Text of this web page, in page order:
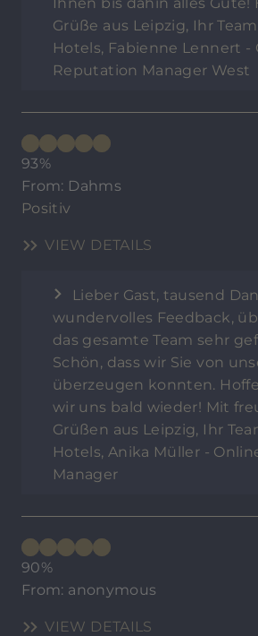
Grüße aus Leipzig, Ihr
Hotels, Fabienne Lennert -
Reputation Manager West
93%
From: Dahms
Positiv
VIEW DETAILS
Lieber Gast, tausend
wundervolles Feedback,
das gesamte Team sehr
Schön, dass wir Sie von
überzeugen konnten.
wir uns bald wieder! Mit
Grüßen aus Leipzig, Ihr
Hotels, Anika Müller -
Manager
90%
From: anonymous
VIEW DETAILS